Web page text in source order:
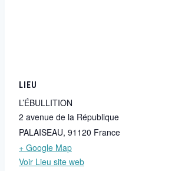
LIEU
L’ÉBULLITION
2 avenue de la République
PALAISEAU, 91120 France
+ Google Map
Voir Lieu site web